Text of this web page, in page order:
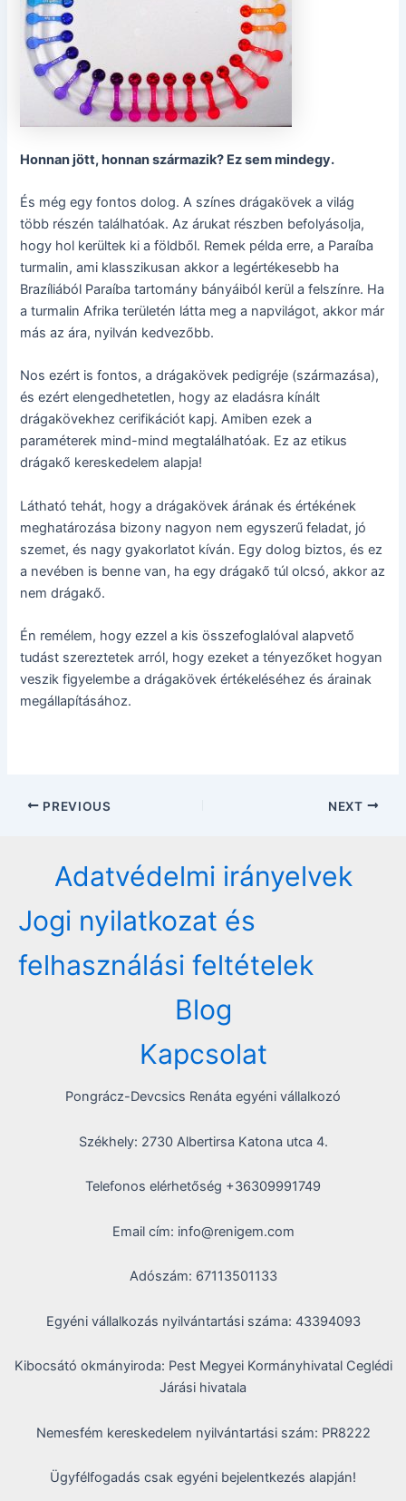
Honnan jött, honnan származik? Ez sem mindegy.
És még egy fontos dolog. A színes drágakövek a világ
több részén találhatóak. Az árukat részben befolyásolja,
hogy hol kerültek ki a földből. Remek példa erre, a Paraíba
turmalin, ami klasszikusan akkor a legértékesebb ha
Brazíliából Paraíba tartomány bányáiból kerül a felszínre. Ha
a turmalin Afrika területén látta meg a napvilágot, akkor már
más az ára, nyilván kedvezőbb.
Nos ezért is fontos, a drágakövek pedigréje (származása),
és ezért elengedhetetlen, hogy az eladásra kínált
drágakövekhez cerifikációt kapj. Amiben ezek a
paraméterek mind-mind megtalálhatóak. Ez az etikus
drágakő kereskedelem alapja!
Látható tehát, hogy a drágakövek árának és értékének
meghatározása bizony nagyon nem egyszerű feladat, jó
szemet, és nagy gyakorlatot kíván. Egy dolog biztos, és ez
a nevében is benne van, ha egy drágakő túl olcsó, akkor az
nem drágakő.
Én remélem, hogy ezzel a kis összefoglalóval alapvető
tudást szereztetek arról, hogy ezeket a tényezőket hogyan
veszik figyelembe a drágakövek értékeléséhez és árainak
megállapításához.
Post
PREVIOUS NEXT
Adatvédelmi irányelvek
Jogi nyilatkozat és
felhasználási feltételek
Blog
Kapcsolat
Pongrácz-Devcsics Renáta egyéni vállalkozó
Székhely: 2730 Albertirsa Katona utca 4.
Telefonos elérhetőség +36309991749
Email cím: info@renigem.com
Adószám: 67113501133
Egyéni vállalkozás nyilvántartási száma: 43394093
Kibocsátó okmányiroda: Pest Megyei Kormányhivatal Ceglédi
Járási hivatala
Nemesfém kereskedelem nyilvántartási szám: PR8222
Ügyfélfogadás csak egyéni bejelentkezés alapján!